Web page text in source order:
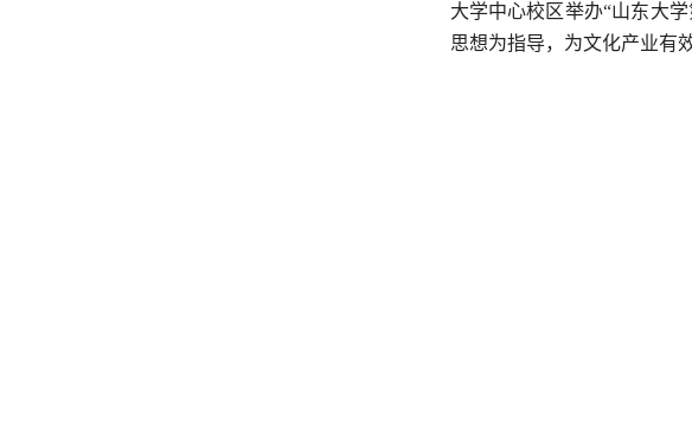
大学中心校区举办“山东大
思想为指导，为文化产业有